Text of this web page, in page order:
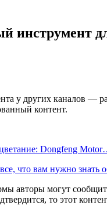
инструмент
у других каналов —
контент.
Dongfeng
что вам нужно знать
авторы могут
то этот